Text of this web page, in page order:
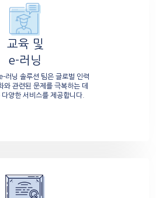
교육 및
e-러닝
러닝 솔루션 팀은 글로벌 인력
와 관련된 문제를 극복하는 데
양한 서비스를 제공합니다.